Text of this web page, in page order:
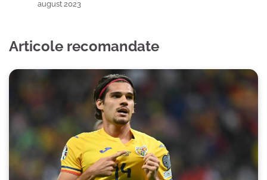
august 2023
Articole recomandate